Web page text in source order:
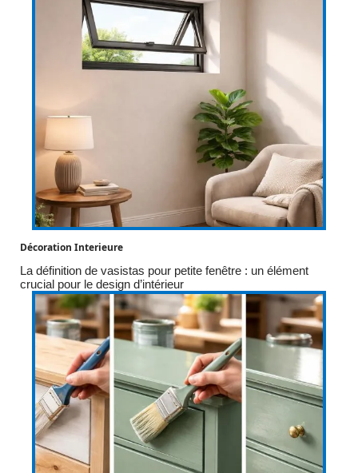
Décoration Interieure
La définition de vasistas pour petite fenêtre : un élément
crucial pour le design d’intérieur